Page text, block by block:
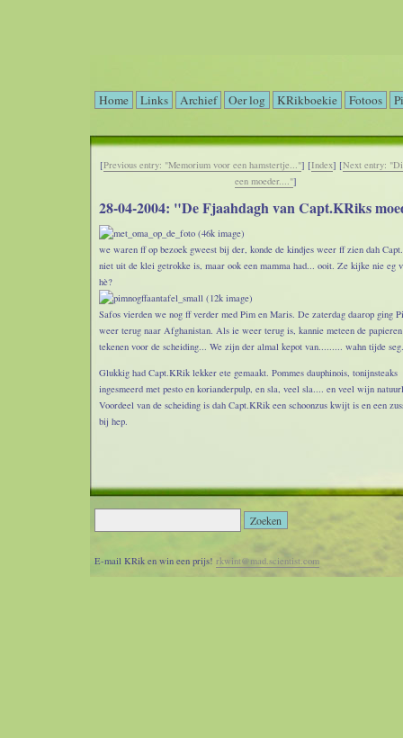
Home Links Archief Oer log KRikboekie Fotoos
[Previous entry: "Memorium voor een hamstertje..."] [Index] [Next entry:
een moeder...."]
28-04-2004: "De Fjaahdagh van Capt.KRiks
we waren ff op bezoek gweest bij der, konde de kindjes weer ff zien dah
niet uit de klei getrokke is, maar ook een mamma had... ooit. Ze kijke nie eg
hè?
Safos vierden we nog ff verder med Pim en Maris. De zaterdag daarop ging
weer terug naar Afghanistan. Als ie weer terug is, kannie meteen de papieren
tekenen voor de scheiding... We zijn der almal kepot van......... wahn tijde
Glukkig had Capt.KRik lekker ete gemaakt. Pommes dauphinois, tonijnsteaks
ingesmeerd met pesto en korianderpulp, en sla, veel sla.... en veel wijn
Voordeel van de scheiding is dah Capt.KRik een schoonzus kwijt is en een
bij hep.
E-mail KRik en win een prijs! rkwint@mad.scientist.com